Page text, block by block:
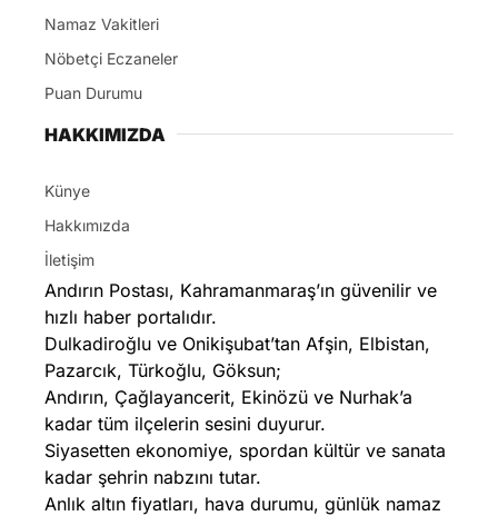
Namaz Vakitleri
Nöbetçi Eczaneler
Puan Durumu
HAKKIMIZDA
Künye
Hakkımızda
İletişim
Andırın Postası, Kahramanmaraş’ın güvenilir ve
hızlı haber portalıdır.
Dulkadiroğlu ve Onikişubat’tan Afşin, Elbistan,
Pazarcık, Türkoğlu, Göksun;
Andırın, Çağlayancerit, Ekinözü ve Nurhak’a
kadar tüm ilçelerin sesini duyurur.
Siyasetten ekonomiye, spordan kültür ve sanata
kadar şehrin nabzını tutar.
Anlık altın fiyatları, hava durumu, günlük namaz